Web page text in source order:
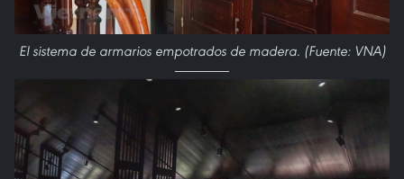
El sistema de armarios empotrados de madera. (Fuente: VNA)